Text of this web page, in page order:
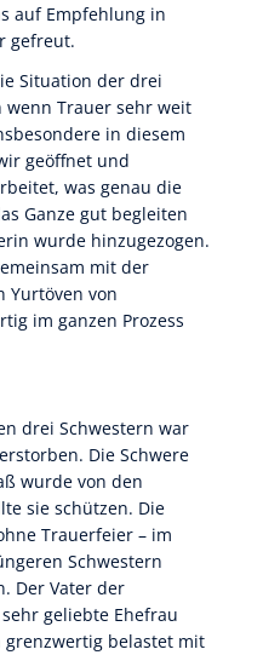
auf Empfehlung in
gefreut.
Situation der drei
wenn Trauer sehr weit
in diesem
geöffnet und
was genau die
Ganze gut begleiten
wurde hinzugezogen.
mit der
Yurtöven von
im ganzen Prozess
drei Schwestern war
Die Schwere
wurde von den
sie schützen. Die
Trauerfeier – im
Schwestern
Der Vater der
geliebte Ehefrau
belastet mit